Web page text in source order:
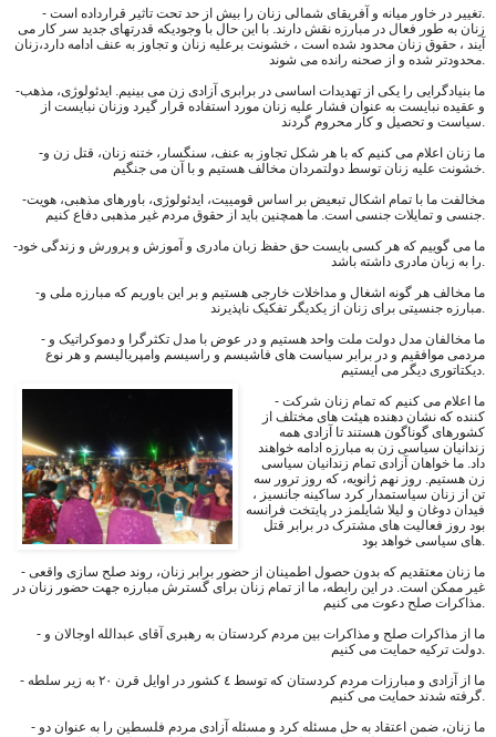
زنان به طور فعال در مبارزه نقش دارند. با این حال با وجودیکه قدرتهای جدید سر کار می
آیند ، حقوق زنان محدود شده است ، خشونت برعلیه زنان و تجاوز به عنف ادامه دارد،زنان
-ما بنیادگرایی را یکی از تهدیدات اساسی در برابری آزادی زن می بینیم. ایدئولوژی، مذهب
و عقیده نبایست به عنوان فشار علیه زنان مورد استفاده قرار گیرد وزنان نبایست از
-ما زنان اعلام می کنیم که با هر شکل تجاوز به عنف، سنگسار، ختنه زنان، قتل زن و
-مخالفت ما با تمام اشکال تبعیض بر اساس قومییت، ایدئولوژی، باورهای مذهبی، هویت
-ما می گوییم که هر کسی بایست حق حفظ زبان مادری و آموزش و پرورش و زندگی خود
-ما مخالف هر گونه اشغال و مداخلات خارجی هستیم و بر این باوریم که مبارزه ملی و
- ما مخالفان مدل دولت ملت واحد هستیم و در عوض با مدل تکثرگرا و دموکراتیک و
مردمی موافقیم و در برابر سیاست های فاشیسم و راسیسم وامپریالیسم و هر نوع
- ما اعلام می کنیم که تمام زنان شرکت
کننده که نشان دهنده هیئت های مختلف از
کشورهای گوناگون هستند تا آزادی همه
زندانیان سیاسی زن به مبارزه ادامه خواهند
داد. ما خواهان آزادی تمام زندانیان سیاسی
زن هستیم. روز نهم ژانویه، که روز ترور سه
تن از زنان سیاستمدار کرد ساکینه جانسیز ،
فیدان دوغان و لیلا شایلمز در پایتخت فرانسه
بود روز فعالیت های مشترک در برابر قتل
- ما زنان معتقدیم که بدون حصول اطمینان از حضور برابر زنان، روند صلح سازی واقعی
غیر ممکن است. در این رابطه، ما از تمام زنان برای گسترش مبارزه جهت حضور زنان در
- ما از مذاکرات صلح و مذاکرات بین مردم کردستان به رهبری آقای عبدالله اوجالان و
- ما از آزادی و مبارزات مردم کردستان که توسط ٤ کشور در اوایل قرن ٢٠ به زیر سلطه
- ما زنان، ضمن اعتقاد به حل مسئله کرد و مسئله آزادی مردم فلسطین را به عنوان دو